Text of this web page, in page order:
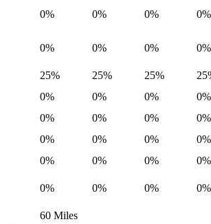
0% 0% 0%
0%
0% 0% 0% 0%
25% 25% 25%
0% 0% 0%
0%
0% 0% 0%
0%
0% 0% 0%
0%
0% 0% 0%
0%
0% 0% 0% 0%
60 Miles